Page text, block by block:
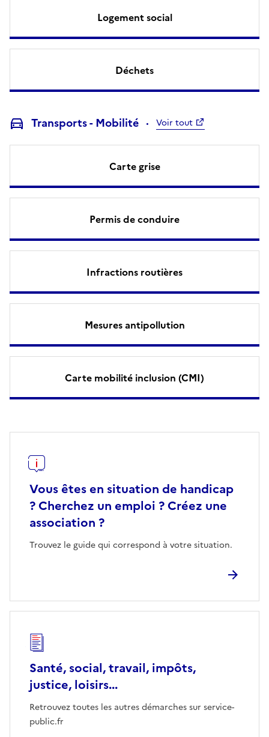
Logement social
Déchets
Transports - Mobilité Voir tout
Carte grise
Permis de conduire
Infractions routières
Mesures antipollution
Carte mobilité inclusion (CMI)
Vous êtes en situation de handicap
? Cherchez un emploi ? Créez une
association ?
Trouvez le guide qui correspond à votre situation.
Santé, social, travail, impôts,
justice, loisirs...
Retrouvez toutes les autres démarches sur service-
public.fr